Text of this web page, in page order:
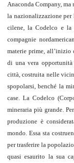
Anaconda Company,
la nazionalizzazione
cilene, la Codelco e la
compagnie
materie prime, all’inizio
di una vera
città, costruita nelle
spopolarsi, benché la
case. La Codelco
mineraria più grande.
produzione è
mondo. Essa sta
per trasferire la
quasi esaurito la sua